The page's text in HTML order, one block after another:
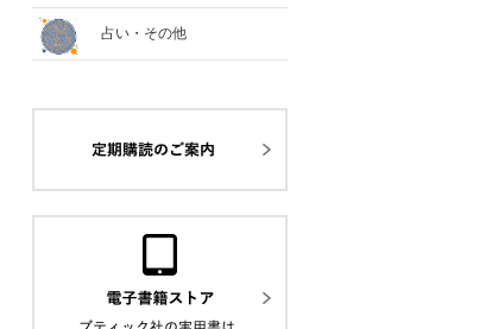
占い・その他